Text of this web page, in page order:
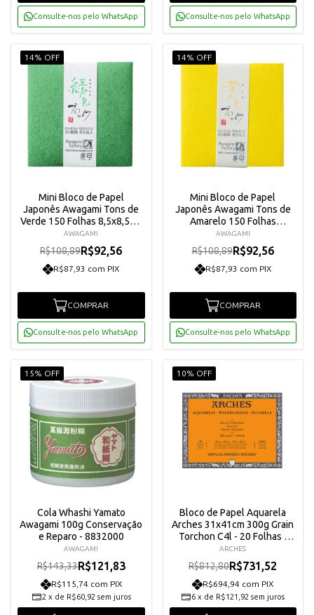
Consulte-nos pelo WhatsApp Consulte-nos pelo WhatsApp
14% OFF
Mini Bloco de Papel
Japonês Awagami Tons de
Verde 150 Folhas 8,5x8,5cm
- 8121143
AWAGAMI
R$108,89R$92,56
R$87,93 com PIX
COMPRAR
Consulte-nos pelo WhatsApp
14% OFF
Mini Bloco de Papel
Japonês Awagami Tons de
Amarelo 150 Folhas
8,5x8,5cm - 8121142
AWAGAMI
R$108,89R$92,56
R$87,93 com PIX
COMPRAR
Consulte-nos pelo WhatsApp
15% OFF
Cola Whashi Yamato
Awagami 100g Conservação
e Reparo - 8832000
AWAGAMI
R$143,33R$121,83
R$115,74 com PIX
2 x de R$60,92 sem juros
10% OFF
Bloco de Papel Aquarela
Arches 31x41cm 300g Grain
Torchon C4l - 20 Folhas -
A1795087
ARCHES
R$812,80R$731,52
R$694,94 com PIX
6 x de R$121,92 sem juros